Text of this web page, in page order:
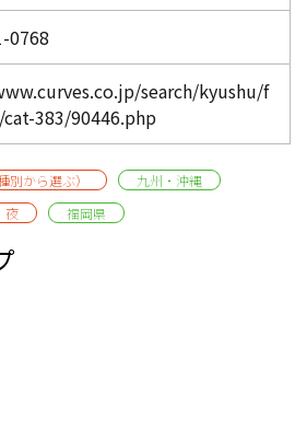
0768
search/kyushu/f
383/90446.php
別から選ぶ）
九州・沖縄
夜 福岡県